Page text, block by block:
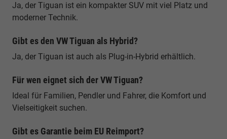
Ja, der Tiguan ist ein kompakter SUV mit viel Platz und
moderner Technik.
Gibt es den VW Tiguan als Hybrid?
Ja, der Tiguan ist auch als Plug-in-Hybrid erhältlich.
Für wen eignet sich der VW Tiguan?
Ideal für Familien, Pendler und Fahrer, die Komfort und
Vielseitigkeit suchen.
Gibt es Garantie beim EU Reimport?